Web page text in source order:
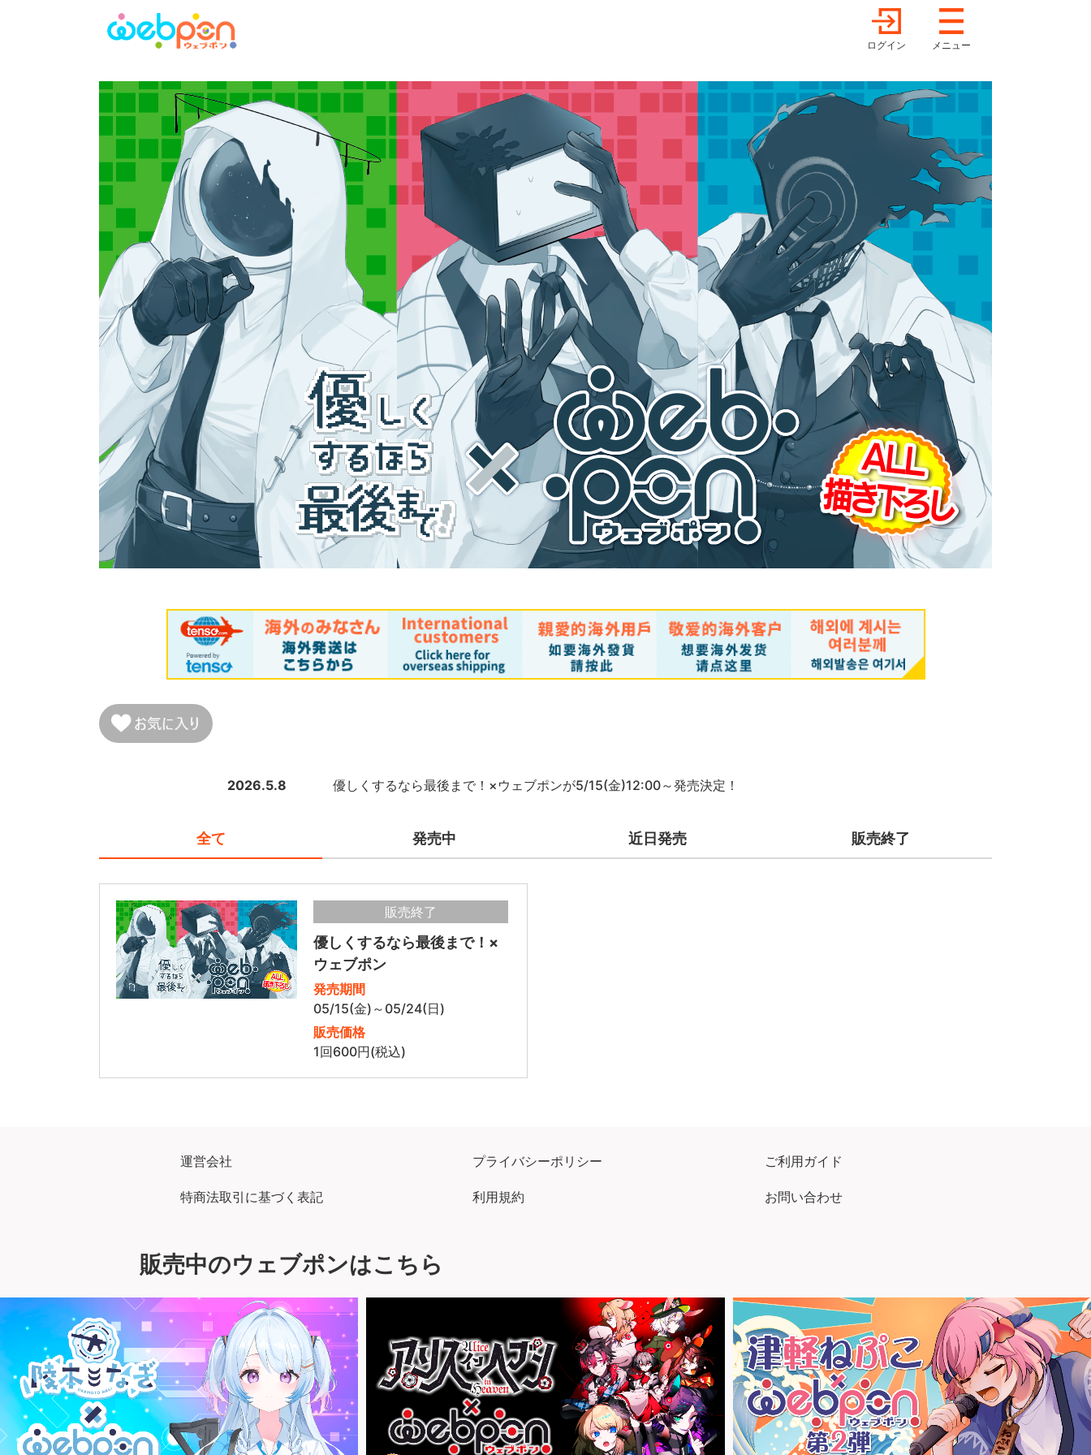
ログイン メニュー
2026.5.8 優しくするなら最後まで！×ウェブポンが5/15(金)12:00～発売決定！
全て 発売中 近日発売 販売終了
販売終了
優しくするなら最後まで！×
ウェブポン
発売期間
05/15(金)～05/24(日)
販売価格
1回600円(税込)
運営会社 プライバシーポリシー ご利用ガイド
特商法取引に基づく表記 利用規約 お問い合わせ
販売中のウェブポンはこちら